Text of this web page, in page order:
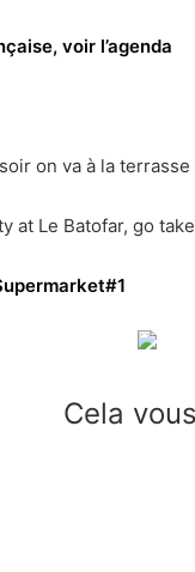
voir l’agenda
on va à la
at Le Batofar, go
Cela